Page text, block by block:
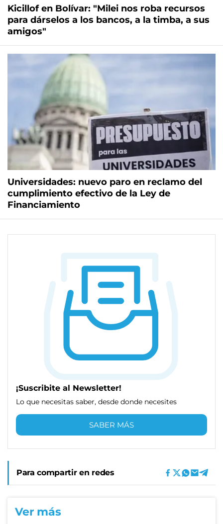
Kicillof en Bolívar: "Milei nos roba recursos
para dárselos a los bancos, a la timba, a sus
amigos"
Universidades: nuevo paro en reclamo del
cumplimiento efectivo de la Ley de
Financiamiento
¡Suscribite al Newsletter!
Lo que necesitas saber, desde donde necesites
SABER MÁS
Para compartir en redes
Ver más